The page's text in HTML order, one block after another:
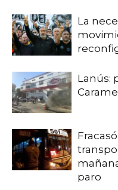
La
Lanús:
paro